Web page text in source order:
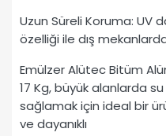
Uzun Süreli Koruma: UV
özelliği ile dış
Emülzer Alütec Bitüm
17 Kg, büyük alanlarda su
sağlamak için ideal bir
ve dayanıklı